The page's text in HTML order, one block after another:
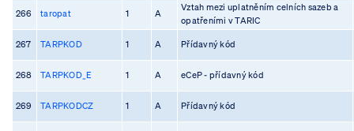
266 taropat 1 A
Vztah mezi uplatněním celních sazeb a
opatřeními v TARIC
267 TARPKOD 1 A Přídavný kód
268 TARPKOD_E 1 A eCeP - přídavný kód
269 TARPKODCZ 1 A Přídavný kód